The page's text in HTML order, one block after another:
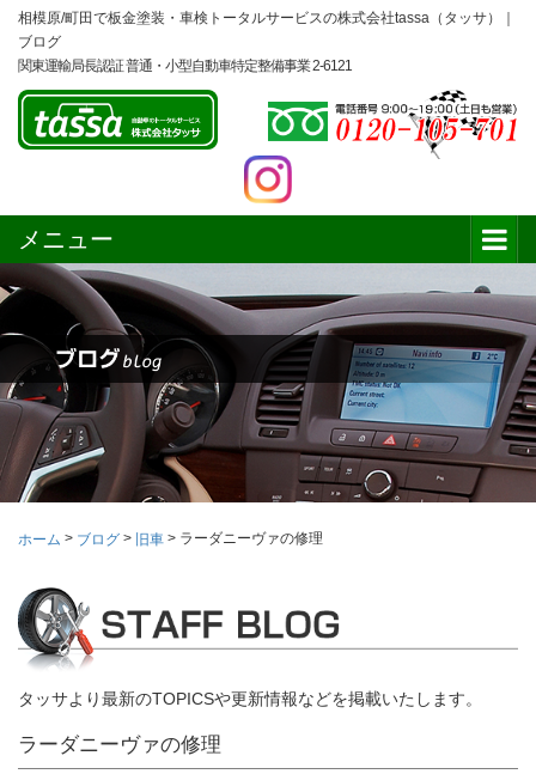
相模原/町田で板金塗装・車検トータルサービスの株式会社tassa（タッサ）｜
ブログ
関東運輸局長認証 普通・小型自動車特定整備事業 2-6121
メニュー
ホーム > ブログ > 旧車 > ラーダニーヴァの修理
タッサより最新のTOPICSや更新情報などを掲載いたします。
ラーダニーヴァの修理